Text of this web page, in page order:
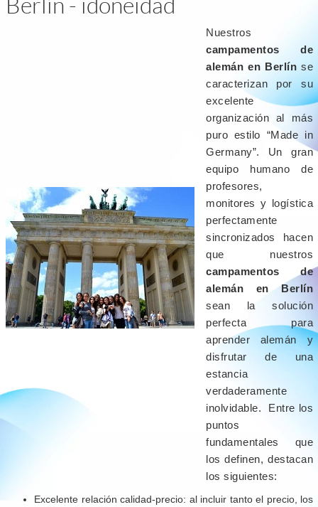
Nuestros
campamentos de
alemán en Berlín se
caracterizan por su
excelente
organización al más
puro estilo “Made in
Germany”. Un gran
equipo humano de
profesores,
monitores y logística
perfectamente
sincronizados hacen
que nuestros
campamentos de
alemán en Berlín
sean la solución
perfecta para
aprender alemán y
disfrutar de una
estancia
verdaderamente
inolvidable. Entre los
puntos
fundamentales que
los definen, destacan
los siguientes:
Excelente relación calidad-precio: al incluir tanto el precio, los